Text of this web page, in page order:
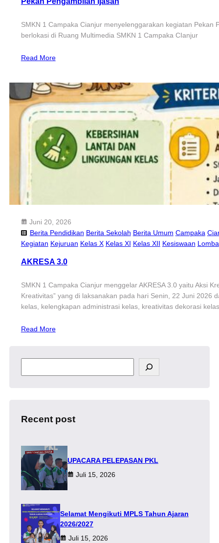
SMKN 1 Campaka Cianjur menyelenggarakan kegiatan
berlokasi di Ruang Multimedia SMKN 1 Campaka CIanjur
Read More
Juni 20, 2026
Berita Pendidikan Berita Sekolah Berita Umum Campaka
Kegiatan Kejuruan Kelas X Kelas XI Kelas XII Kesiswaan Lomba
AKRESA 3.0
SMKN 1 Campaka Cianjur menggelar AKRESA 3.0 yaitu Aksi
Kreativitas” yang di laksanakan pada hari Senin, 22 Juni
kelas, kelengkapan administrasi kelas, kreativitas dekorasi
Read More
e
h
Recent post
UPACARA PELEPASAN PKL
Juli 15, 2026
Selamat Mengikuti MPLS Tahun Ajaran
2026/2027
Juli 15, 2026